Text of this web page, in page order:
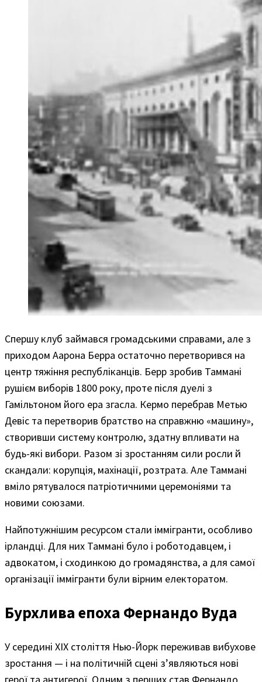
Спершу клуб займався громадськими справами, але з
приходом Аарона Берра остаточно перетворився на
центр тяжіння республіканців. Берр зробив Таммані
рушієм виборів 1800 року, проте після дуелі з
Гамільтоном його ера згасла. Кермо перебрав Метью
Девіс та перетворив братство на справжню «машину»,
створивши систему контролю, здатну впливати на
будь-які вибори. Разом зі зростанням сили росли й
скандали: корупція, махінації, розтрата. Але Таммані
вміло рятувалося патріотичними церемоніями та
новими союзами.
Найпотужнішим ресурсом стали іммігранти, особливо
ірландці. Для них Таммані було і роботодавцем, і
адвокатом, і сходинкою до громадянства, а для самої
організації іммігранти були вірним електоратом.
Бурхлива епоха Фернандо Вуда
У середині XIX століття Нью-Йорк переживав вибухове
зростання — і на політичній сцені з’являються нові
герої та антигерої. Одним з перших став Фернандо